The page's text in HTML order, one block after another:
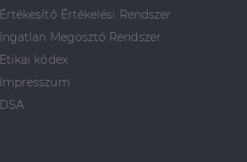
Értékesítő Értékelési Rendszer
Ingatlan Megosztó Rendszer
Etikai kódex
Impresszum
DSA